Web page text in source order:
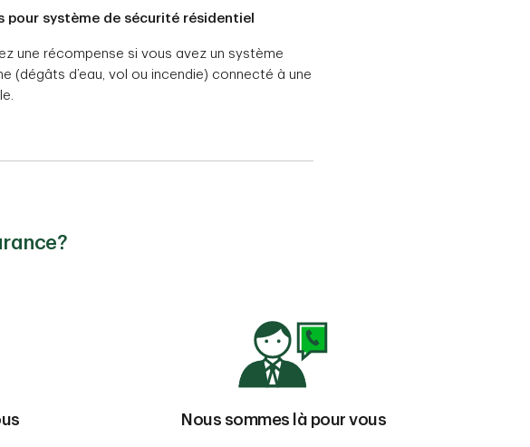
pour système de sécurité résidentiel
une récompense si vous avez un système
(dégâts d’eau, vol ou incendie) connecté à une
Nous sommes là pour vous